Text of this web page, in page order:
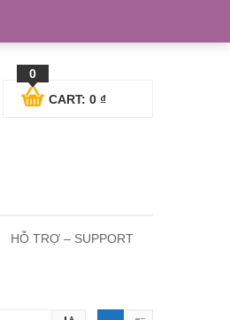
0
CART: 0 ₫
HỖ TRỢ – SUPPORT